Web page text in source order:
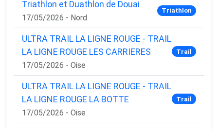
Triathlon et Duathlon de Douai
17/05/2026 - Nord
Triathlon
ULTRA TRAIL LA LIGNE ROUGE - TRAIL
LA LIGNE ROUGE LES CARRIERES
17/05/2026 - Oise
Trail
ULTRA TRAIL LA LIGNE ROUGE - TRAIL
LA LIGNE ROUGE LA BOTTE
17/05/2026 - Oise
Trail